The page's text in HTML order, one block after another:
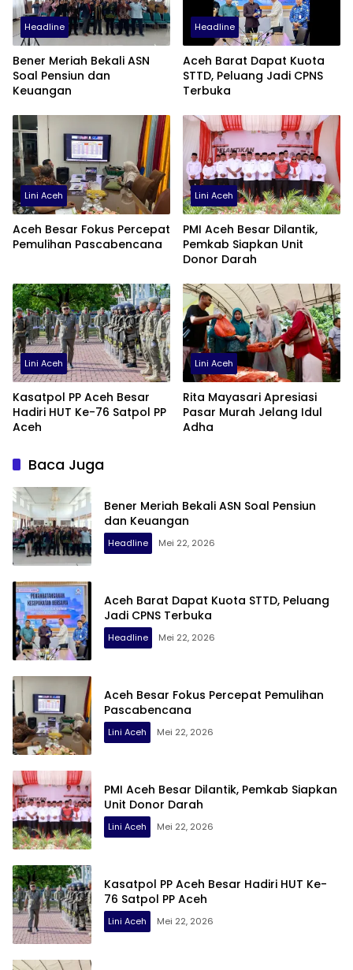
Headline
Bener Meriah Bekali ASN
Soal Pensiun dan
Keuangan
Headline
Aceh Barat Dapat Kuota
STTD, Peluang Jadi CPNS
Terbuka
Lini Aceh
Aceh Besar Fokus Percepat
Pemulihan Pascabencana
Lini Aceh
PMI Aceh Besar Dilantik,
Pemkab Siapkan Unit
Donor Darah
Lini Aceh
Kasatpol PP Aceh Besar
Hadiri HUT Ke-76 Satpol PP
Aceh
Lini Aceh
Rita Mayasari Apresiasi
Pasar Murah Jelang Idul
Adha
Baca Juga
Bener Meriah Bekali ASN Soal Pensiun
dan Keuangan
Headline Mei 22, 2026
Aceh Barat Dapat Kuota STTD, Peluang
Jadi CPNS Terbuka
Headline Mei 22, 2026
Aceh Besar Fokus Percepat Pemulihan
Pascabencana
Lini Aceh Mei 22, 2026
PMI Aceh Besar Dilantik, Pemkab Siapkan
Unit Donor Darah
Lini Aceh Mei 22, 2026
Kasatpol PP Aceh Besar Hadiri HUT Ke-
76 Satpol PP Aceh
Lini Aceh Mei 22, 2026